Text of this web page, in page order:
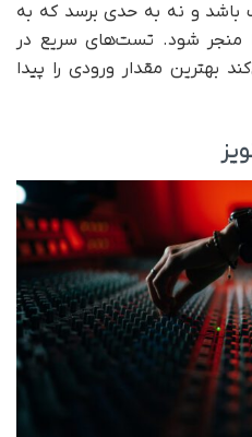
و نه به حدی برسد که به
منجر شود. تست‌های سریع در
مقدار ورودی را پیدا